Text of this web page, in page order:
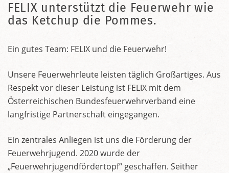
FELIX unterstützt die Feuerwehr wie
das Ketchup die Pommes.
Ein gutes Team: FELIX und die Feuerwehr!
Unsere Feuerwehrleute leisten täglich Großartiges. Aus
Respekt vor dieser Leistung ist FELIX mit dem
Österreichischen Bundesfeuerwehrverband eine
langfristige Partnerschaft eingegangen.
Ein zentrales Anliegen ist uns die Förderung der
Feuerwehrjugend. 2020 wurde der
„Feuerwehrjugendfördertopf“ geschaffen. Seither